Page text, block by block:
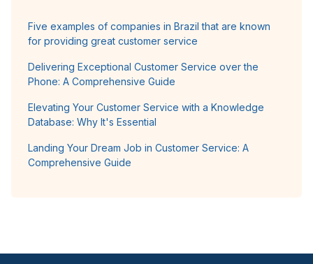
Five examples of companies in Brazil that are known
for providing great customer service
Delivering Exceptional Customer Service over the
Phone: A Comprehensive Guide
Elevating Your Customer Service with a Knowledge
Database: Why It's Essential
Landing Your Dream Job in Customer Service: A
Comprehensive Guide